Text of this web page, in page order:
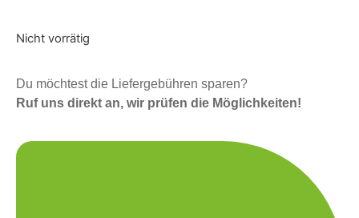
Nicht vorrätig
Du möchtest die Liefergebühren sparen?
Ruf uns direkt an, wir prüfen die Möglichkeiten!